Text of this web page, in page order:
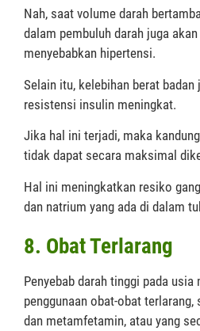
Nah, saat volume darah
dalam pembuluh darah juga
menyebabkan hipertensi.
Selain itu, kelebihan berat
resistensi insulin meningkat.
Jika hal ini terjadi, maka
tidak dapat secara maksimal
Hal ini meningkatkan resiko
dan natrium yang ada di dalam
8. Obat Terlarang
Penyebab darah tinggi pada
penggunaan obat-obat
dan metamfetamin, atau yang